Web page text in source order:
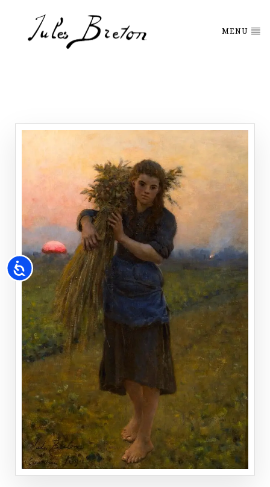
Accessibility
MENU